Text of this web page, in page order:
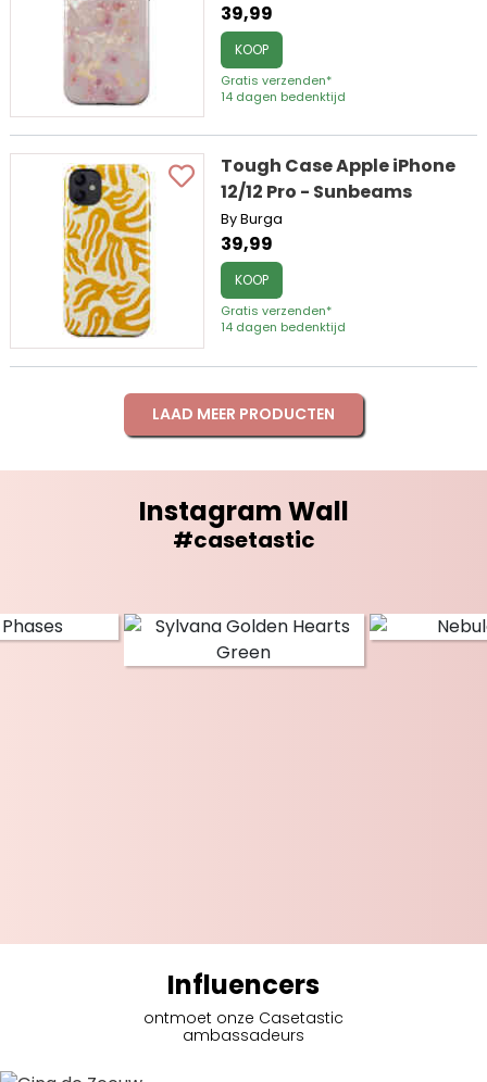
39,99
KOOP
Gratis verzenden*
14 dagen bedenktijd
Tough Case Apple iPhone
12/12 Pro - Sunbeams
By Burga
39,99
KOOP
Gratis verzenden*
14 dagen bedenktijd
LAAD MEER PRODUCTEN
Instagram Wall
#casetastic
Influencers
ontmoet onze Casetastic
ambassadeurs